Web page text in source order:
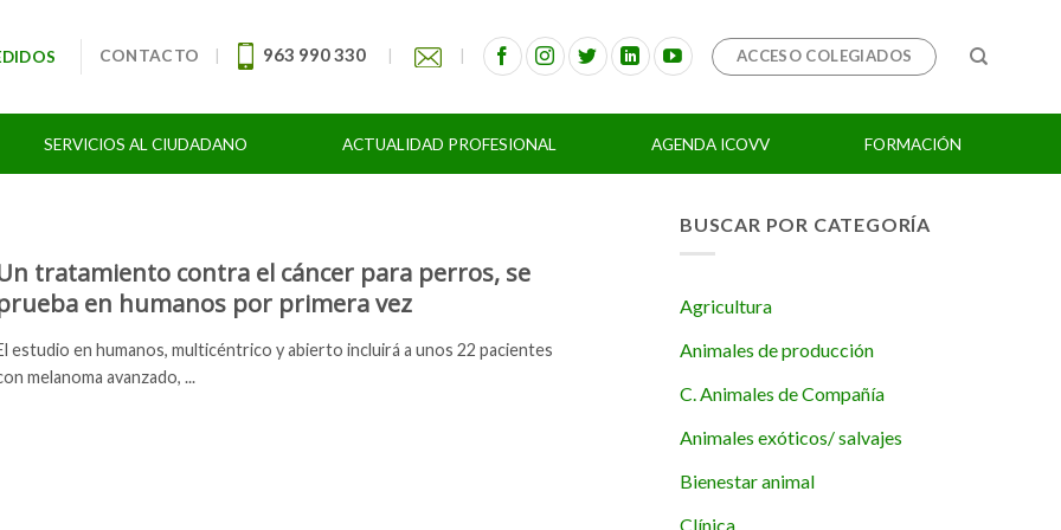
CONTACTO | 963 990 330 | | ACCESO COLEGIADOS
SERVICIOS AL CIUDADANO ACTUALIDAD PROFESIONAL AGENDA ICOVV FORMACIÓN
tratamiento contra el cáncer para perros, se
en humanos por primera vez
estudio en humanos, multicéntrico y abierto incluirá a unos 22 pacientes
melanoma avanzado, ...
BUSCAR POR CATEGORÍA
Agricultura
Animales de producción
C. Animales de Compañía
Animales exóticos/ salvajes
Bienestar animal
Clínica